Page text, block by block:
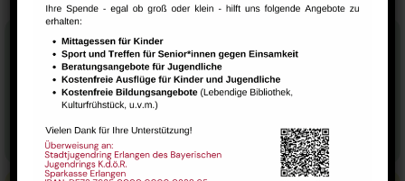
Stadtteilhaus
09131-9232777
E-Mail:leitung@treffpunkt-roethelheimpark.de